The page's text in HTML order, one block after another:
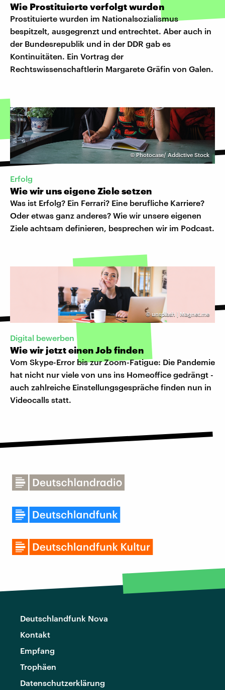
Wie Prostituierte verfolgt wurden
Prostituierte wurden im Nationalsozialismus
bespitzelt, ausgegrenzt und entrechtet. Aber auch in
der Bundesrepublik und in der DDR gab es
Kontinuitäten. Ein Vortrag der
Rechtswissenschaftlerin Margarete Gräfin von Galen.
© Photocase/ Addictive Stock
Erfolg
Wie wir uns eigene Ziele setzen
Was ist Erfolg? Ein Ferrari? Eine berufliche Karriere?
Oder etwas ganz anderes? Wie wir unsere eigenen
Ziele achtsam definieren, besprechen wir im Podcast.
©unsplash | Magnet.me
Digital bewerben
Wie wir jetzt einen Job finden
Vom Skype-Error bis zur Zoom-Fatigue: Die Pandemie
hat nicht nur viele von uns ins Homeoffice gedrängt -
auch zahlreiche Einstellungsgespräche finden nun in
Videocalls statt.
Deutschlandfunk Nova
Kontakt
Empfang
Trophäen
Datenschutzerklärung